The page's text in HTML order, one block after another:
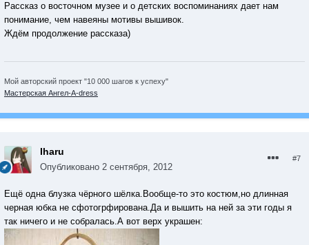
Рассказ о восточном музее и о детских воспоминаниях дает нам
понимание, чем навеяны мотивы вышивок.
Ждём продолжение рассказа)
Мой авторский проект "10 000 шагов к успеху"
Мастерская Ангел-А-dress
Iharu
Опубликовано 2 сентября, 2012
#7
Ещё одна блузка чёрного шёлка.Вообще-то это костюм,но длинная
черная юбка не сфотогрфирована.Да и вышить на ней за эти годы я
так ничего и не собралась.А вот верх украшен: